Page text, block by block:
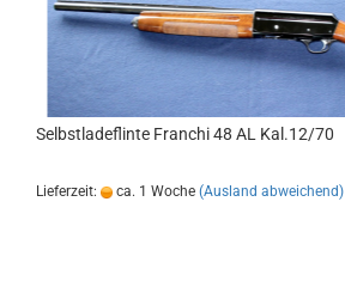
Selbstladeflinte Franchi 48 AL Kal.12/70
Lieferzeit: ca. 1 Woche (Ausland abweichend)